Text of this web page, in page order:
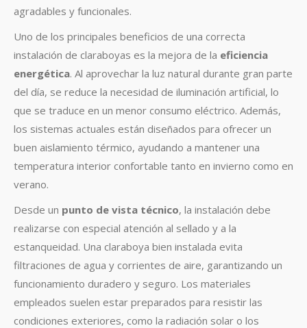
agradables y funcionales.
Uno de los principales beneficios de una correcta
instalación de claraboyas es la mejora de la eficiencia
energética. Al aprovechar la luz natural durante gran parte
del día, se reduce la necesidad de iluminación artificial, lo
que se traduce en un menor consumo eléctrico. Además,
los sistemas actuales están diseñados para ofrecer un
buen aislamiento térmico, ayudando a mantener una
temperatura interior confortable tanto en invierno como en
verano.
Desde un punto de vista técnico, la instalación debe
realizarse con especial atención al sellado y a la
estanqueidad. Una claraboya bien instalada evita
filtraciones de agua y corrientes de aire, garantizando un
funcionamiento duradero y seguro. Los materiales
empleados suelen estar preparados para resistir las
condiciones exteriores, como la radiación solar o los